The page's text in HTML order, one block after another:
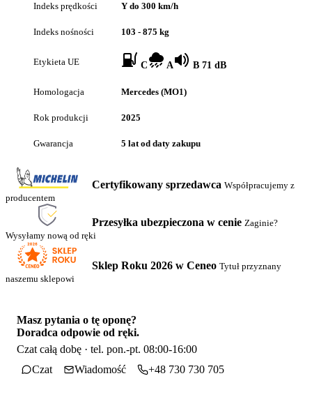
Indeks prędkości Y do 300 km/h
Indeks nośności 103 - 875 kg
Etykieta UE C A B 71 dB
Homologacja Mercedes (MO1)
Rok produkcji 2025
Gwarancja 5 lat od daty zakupu
Certyfikowany sprzedawca Współpracujemy z
producentem
Przesyłka ubezpieczona w cenie Zaginie?
Wysyłamy nową od ręki
Sklep Roku 2026 w Ceneo Tytuł przyznany
naszemu sklepowi
Masz pytania o tę oponę?
Doradca odpowie od ręki.
Czat całą dobę · tel. pon.-pt. 08:00-16:00
Czat
Wiadomość +48 730 730 705